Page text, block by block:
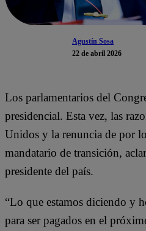
Agustín Sosa
22 de abril 2026
Los parlamentarios del
presidencial. Esta vez, las
Unidos y la renuncia de por
mandatario de transición,
presidente del país.
“Lo que estamos diciendo y
para ser pagados en el